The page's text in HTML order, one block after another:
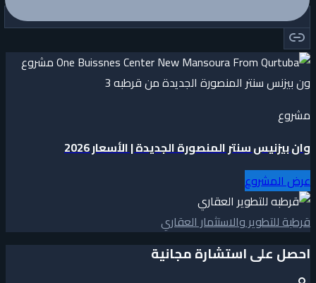
مشروع
وان بيزنيس سنتر المنصورة الجديدة | الأسعار 2026
عرض المشروع
قرطبة للتطوير والاستثمار العقاري
احصل على استشارة مجانية